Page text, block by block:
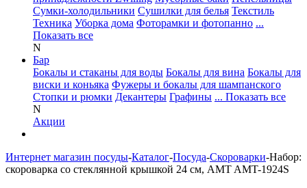
Сумки-холодильники Сушилки для белья Текстиль
Техника Уборка дома Фоторамки и фотопанно ...
Показать все
N
Бар
Бокалы и стаканы для воды Бокалы для вина Бокалы для
виски и коньяка Фужеры и бокалы для шампанского
Стопки и рюмки Декантеры Графины ... Показать все
N
Акции
Интернет магазин посуды-Каталог-Посуда-Скороварки-Набор:
скороварка со стеклянной крышкой 24 см, AMT AMT-1924S